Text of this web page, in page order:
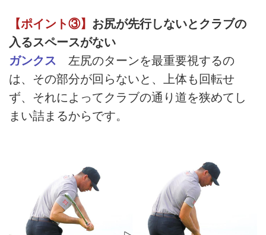
【ポイント③】 お尻が先行しないとクラブの
入るスペースがない
ガンクス 左尻のターンを最重要視するの
は、その部分が回らないと、上体も回転せ
ず、それによってクラブの通り道を狭めてし
まい詰まるからです。